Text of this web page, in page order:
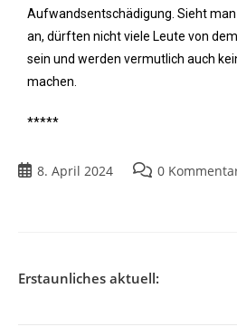
Aufwandsentschädigung. Sieht
an, dürften nicht viele Leute von
sein und werden vermutlich auch
machen.
*****
8. April 2024 0
Erstaunliches aktuell: